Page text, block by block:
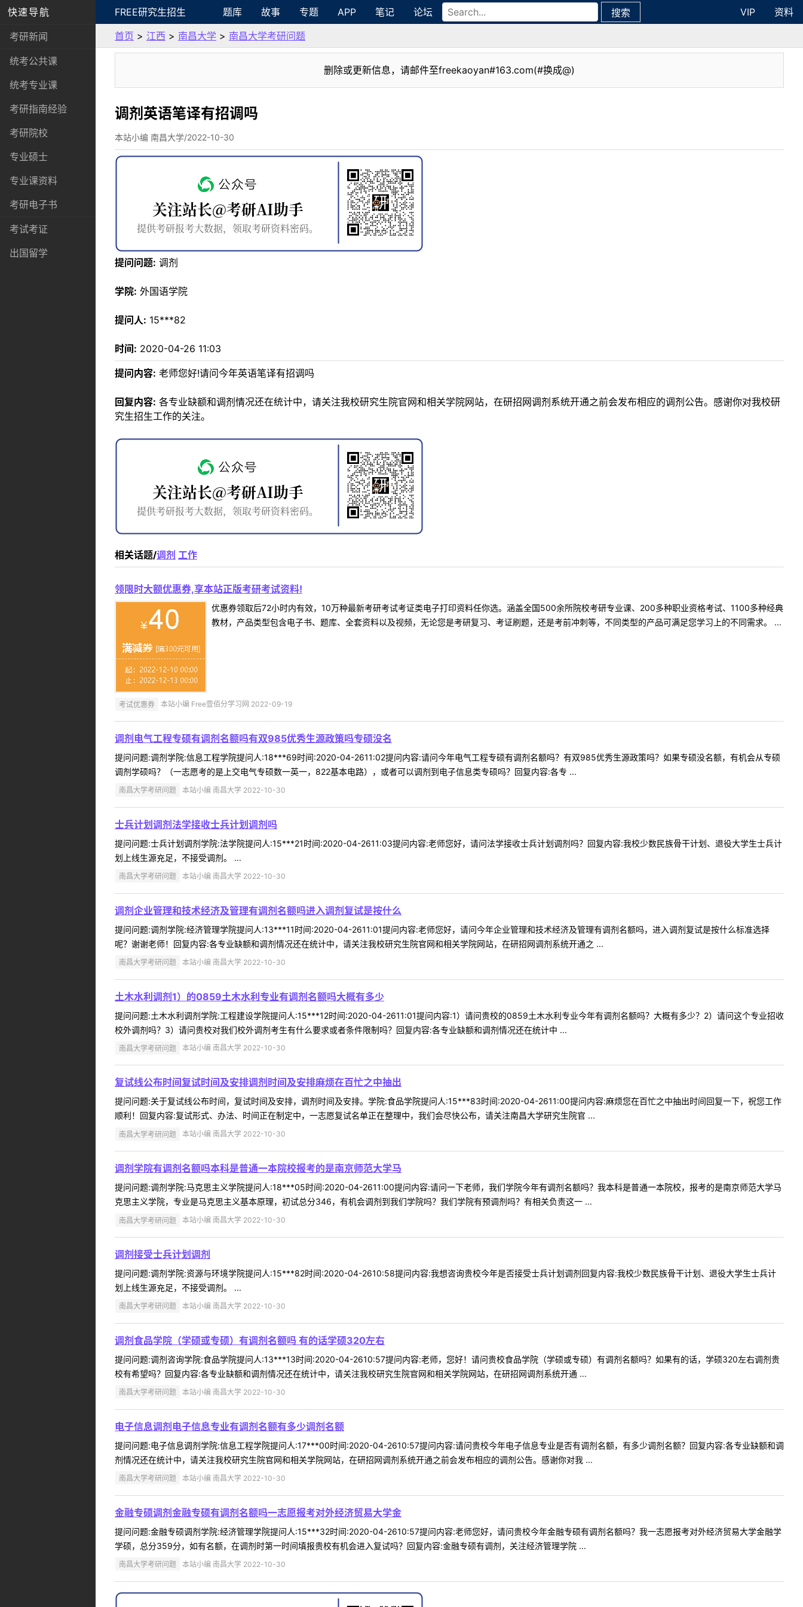
快速导航
考研新闻
统考公共课
统考专业课
考研指南经验
考研院校
专业硕士
专业课资料
考研电子书
考试考证
出国留学
FREE研究生招生 题库 故事 专题 APP 笔记 论坛 搜索 VIP
资料
首页 > 江西 > 南昌大学 > 南昌大学考研问题
删除或更新信息，请邮件至freekaoyan#163.com(#换成@)
调剂英语笔译有招调吗
本站小编 南昌大学/2022-10-30
提问问题: 调剂
学院: 外国语学院
提问人: 15***82
时间: 2020-04-26 11:03
提问内容: 老师您好!请问今年英语笔译有招调吗
回复内容: 各专业缺额和调剂情况还在统计中，请关注我校研究生院官网和相关学院网站，在研招网调剂系统开通之前会发布相应的调剂公告。感谢你对我校研
究生招生工作的关注。
相关话题/调剂 工作
领限时大额优惠券,享本站正版考研考试资料!
优惠券领取后72小时内有效，10万种最新考研考试考证类电子打印资料任你选。涵盖全国500余所院校考研专业课、200多种职业资格考试、1100多种经典
教材，产品类型包含电子书、题库、全套资料以及视频，无论您是考研复习、考证刷题，还是考前冲刺等，不同类型的产品可满足您学习上的不同需求。 ...
考试优惠券 本站小编 Free壹佰分学习网 2022-09-19
调剂电气工程专硕有调剂名额吗有双985优秀生源政策吗专硕没名
提问问题:调剂学院:信息工程学院提问人:18***69时间:2020-04-2611:02提问内容:请问今年电气工程专硕有调剂名额吗？有双985优秀生源政策吗？如果专硕没名额，有机会从专硕
调剂学硕吗？（一志愿考的是上交电气专硕数一英一，822基本电路），或者可以调剂到电子信息类专硕吗？回复内容:各专 ...
南昌大学考研问题 本站小编 南昌大学 2022-10-30
士兵计划调剂法学接收士兵计划调剂吗
提问问题:士兵计划调剂学院:法学院提问人:15***21时间:2020-04-2611:03提问内容:老师您好，请问法学接收士兵计划调剂吗？回复内容:我校少数民族骨干计划、退役大学生士兵计
划上线生源充足，不接受调剂。 ...
南昌大学考研问题 本站小编 南昌大学 2022-10-30
调剂企业管理和技术经济及管理有调剂名额吗进入调剂复试是按什么
提问问题:调剂学院:经济管理学院提问人:13***11时间:2020-04-2611:01提问内容:老师您好，请问今年企业管理和技术经济及管理有调剂名额吗，进入调剂复试是按什么标准选择
呢？谢谢老师！回复内容:各专业缺额和调剂情况还在统计中，请关注我校研究生院官网和相关学院网站，在研招网调剂系统开通之 ...
南昌大学考研问题 本站小编 南昌大学 2022-10-30
土木水利调剂1）的0859土木水利专业有调剂名额吗大概有多少
提问问题:土木水利调剂学院:工程建设学院提问人:15***12时间:2020-04-2611:01提问内容:1）请问贵校的0859土木水利专业今年有调剂名额吗？大概有多少？2）请问这个专业招收
校外调剂吗？3）请问贵校对我们校外调剂考生有什么要求或者条件限制吗？回复内容:各专业缺额和调剂情况还在统计中 ...
南昌大学考研问题 本站小编 南昌大学 2022-10-30
复试线公布时间复试时间及安排调剂时间及安排麻烦在百忙之中抽出
提问问题:关于复试线公布时间，复试时间及安排，调剂时间及安排。学院:食品学院提问人:15***83时间:2020-04-2611:00提问内容:麻烦您在百忙之中抽出时间回复一下，祝您工作
顺利！回复内容:复试形式、办法、时间正在制定中，一志愿复试名单正在整理中，我们会尽快公布，请关注南昌大学研究生院官 ...
南昌大学考研问题 本站小编 南昌大学 2022-10-30
调剂学院有调剂名额吗本科是普通一本院校报考的是南京师范大学马
提问问题:调剂学院:马克思主义学院提问人:18***05时间:2020-04-2611:00提问内容:请问一下老师，我们学院今年有调剂名额吗？我本科是普通一本院校，报考的是南京师范大学马
克思主义学院，专业是马克思主义基本原理，初试总分346，有机会调剂到我们学院吗？我们学院有预调剂吗？有相关负责这一 ...
南昌大学考研问题 本站小编 南昌大学 2022-10-30
调剂接受士兵计划调剂
提问问题:调剂学院:资源与环境学院提问人:15***82时间:2020-04-2610:58提问内容:我想咨询贵校今年是否接受士兵计划调剂回复内容:我校少数民族骨干计划、退役大学生士兵计
划上线生源充足，不接受调剂。 ...
南昌大学考研问题 本站小编 南昌大学 2022-10-30
调剂食品学院（学硕或专硕）有调剂名额吗 有的话学硕320左右
提问问题:调剂咨询学院:食品学院提问人:13***13时间:2020-04-2610:57提问内容:老师，您好！请问贵校食品学院（学硕或专硕）有调剂名额吗？如果有的话，学硕320左右调剂贵
校有希望吗？回复内容:各专业缺额和调剂情况还在统计中，请关注我校研究生院官网和相关学院网站，在研招网调剂系统开通 ...
南昌大学考研问题 本站小编 南昌大学 2022-10-30
电子信息调剂电子信息专业有调剂名额有多少调剂名额
提问问题:电子信息调剂学院:信息工程学院提问人:17***00时间:2020-04-2610:57提问内容:请问贵校今年电子信息专业是否有调剂名额，有多少调剂名额？回复内容:各专业缺额和调
剂情况还在统计中，请关注我校研究生院官网和相关学院网站，在研招网调剂系统开通之前会发布相应的调剂公告。感谢你对我 ...
南昌大学考研问题 本站小编 南昌大学 2022-10-30
金融专硕调剂金融专硕有调剂名额吗一志愿报考对外经济贸易大学金
提问问题:金融专硕调剂学院:经济管理学院提问人:15***32时间:2020-04-2610:57提问内容:老师您好，请问贵校今年金融专硕有调剂名额吗？我一志愿报考对外经济贸易大学金融学
学硕，总分359分，如有名额，在调剂时第一时间填报贵校有机会进入复试吗？回复内容:金融专硕有调剂，关注经济管理学院 ...
南昌大学考研问题 本站小编 南昌大学 2022-10-30